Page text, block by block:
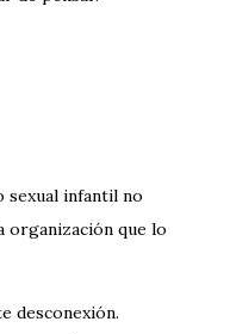
sexual infantil no
organización que lo
desconexión.